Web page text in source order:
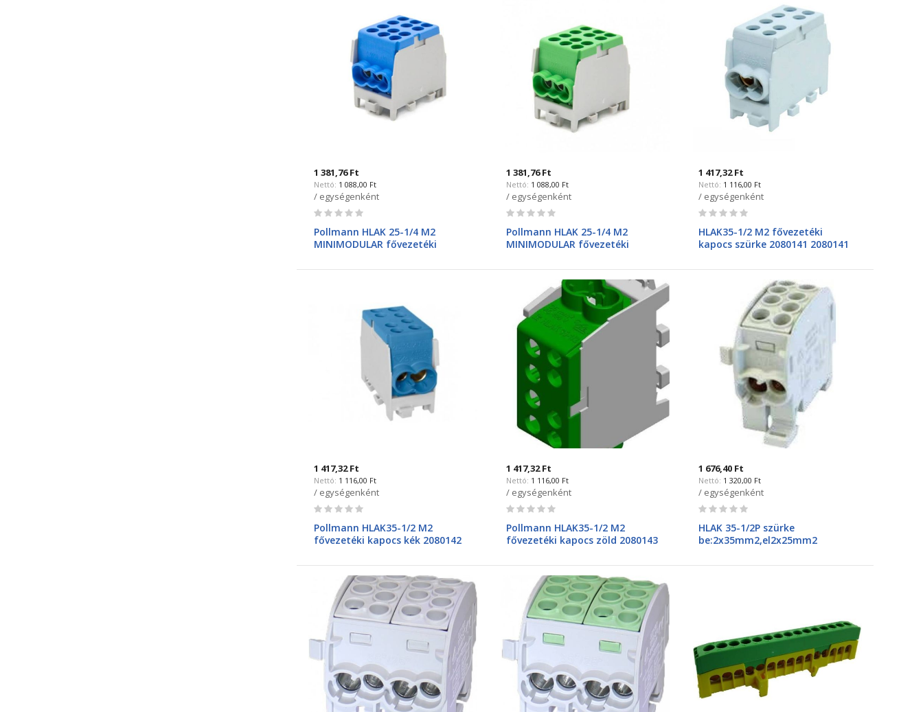
1 381,76 Ft
1 088,00 Ft
/ egységenként
Rating:
Pollmann HLAK 25-1/4 M2
MINIMODULAR fővezetéki
1 381,76 Ft
1 088,00 Ft
/ egységenként
Rating:
Pollmann HLAK 25-1/4 M2
MINIMODULAR fővezetéki
1 417,32 Ft
1 116,00 Ft
/ egységenként
Rating:
HLAK35-1/2 M2 fővezetéki
kapocs szürke 2080141 2080141
1 417,32 Ft
1 116,00 Ft
/ egységenként
Rating:
Pollmann HLAK35-1/2 M2
fővezetéki kapocs kék 2080142
1 417,32 Ft
1 116,00 Ft
/ egységenként
Rating:
Pollmann HLAK35-1/2 M2
fővezetéki kapocs zöld 2080143
1 676,40 Ft
1 320,00 Ft
/ egységenként
Rating:
HLAK 35-1/2P szürke
be:2x35mm2,el2x25mm2